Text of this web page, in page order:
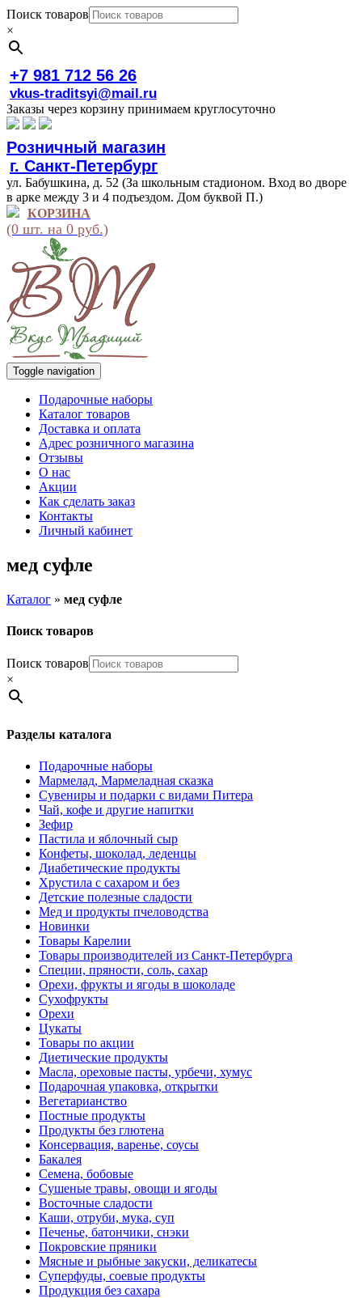
Поиск товаров
×
+7 981 712 56 26
vkus-traditsyi@mail.ru
Заказы через корзину принимаем круглосуточно
Розничный магазин
г. Санкт-Петербург
ул. Бабушкина, д. 52 (За школьным стадионом. Вход во дворе
в арке между 3 и 4 подъездом. Дом буквой П.)
КОРЗИНА
(0 шт. на 0 руб.)
Toggle navigation
Подарочные наборы
Каталог товаров
Доставка и оплата
Адрес розничного магазина
Отзывы
О нас
Акции
Как сделать заказ
Контакты
Личный кабинет
мед суфле
Каталог » мед суфле
Поиск товаров
Поиск товаров
×
Разделы каталога
Подарочные наборы
Мармелад, Мармеладная сказка
Сувениры и подарки с видами Питера
Чай, кофе и другие напитки
Зефир
Пастила и яблочный сыр
Конфеты, шоколад, леденцы
Диабетические продукты
Хрустила с сахаром и без
Детские полезные сладости
Мед и продукты пчеловодства
Новинки
Товары Карелии
Товары производителей из Санкт-Петербурга
Специи, пряности, соль, сахар
Орехи, фрукты и ягоды в шоколаде
Сухофрукты
Орехи
Цукаты
Товары по акции
Диетические продукты
Масла, ореховые пасты, урбечи, хумус
Подарочная упаковка, открытки
Вегетарианство
Постные продукты
Продукты без глютена
Консервация, варенье, соусы
Бакалея
Семена, бобовые
Сушеные травы, овощи и ягоды
Восточные сладости
Каши, отруби, мука, суп
Печенье, батончики, снэки
Покровские пряники
Мясные и рыбные закуски, деликатесы
Суперфуды, соевые продукты
Продукция без сахара